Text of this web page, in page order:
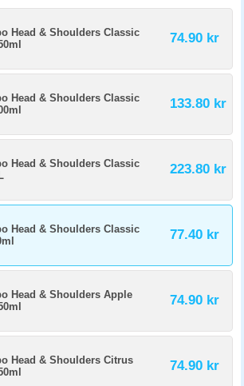
Head & Shoulders Classic
74.90 kr
Head & Shoulders Classic
133.80 kr
Head & Shoulders Classic
223.80 kr
Head & Shoulders Classic
77.40 kr
Head & Shoulders Apple
74.90 kr
Head & Shoulders Citrus
74.90 kr